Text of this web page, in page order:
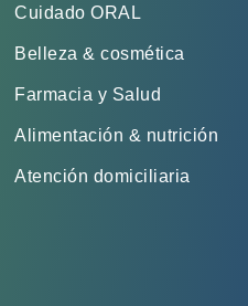
Cuidado ORAL
Belleza & cosmética
Farmacia y Salud
Alimentación & nutrición
Atención domiciliaria